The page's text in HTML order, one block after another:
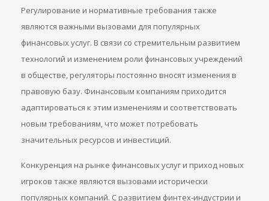
Регулирование и нормативные требования также
являются важными вызовами для популярных
финансовых услуг. В связи со стремительным развитием
технологий и изменением роли финансовых учреждений
в обществе, регуляторы постоянно вносят изменения в
правовую базу. Финансовым компаниям приходится
адаптироваться к этим изменениям и соответствовать
новым требованиям, что может потребовать
значительных ресурсов и инвестиций.
Конкуренция на рынке финансовых услуг и приход новых
игроков также являются вызовами исторически
популярных компаний. С развитием финтех-индустрии и